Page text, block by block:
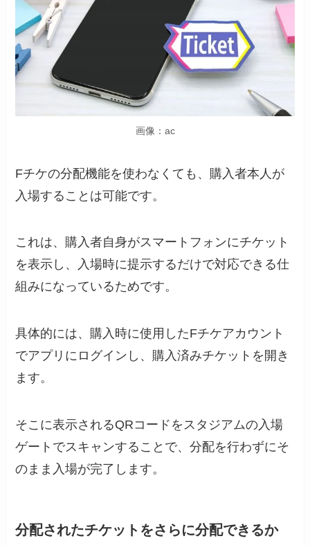
画像：ac
Fチケの分配機能を使わなくても、購入者本人が
入場することは可能です。
これは、購入者自身がスマートフォンにチケット
を表示し、入場時に提示するだけで対応できる仕
組みになっているためです。
具体的には、購入時に使用したFチケアカウント
でアプリにログインし、購入済みチケットを開き
ます。
そこに表示されるQRコードをスタジアムの入場
ゲートでスキャンすることで、分配を行わずにそ
のまま入場が完了します。
分配されたチケットをさらに分配できるか